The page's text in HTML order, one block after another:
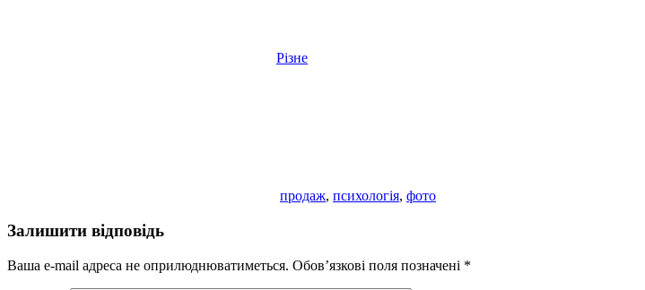
Різне
продаж, психологія, фото
Залишити відповідь
Ваша e-mail адреса не оприлюднюватиметься. Обов’язкові поля позначені *